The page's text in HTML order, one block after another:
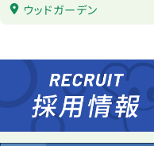
ウッドガーデン